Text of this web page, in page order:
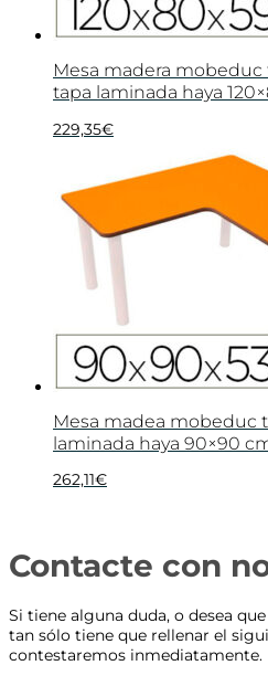
Mesa madera
tapa laminada haya
229,35€
Mesa madea mobeduc
laminada haya 90×90
262,11€
Contacte con
Si tiene alguna duda, o desea
tan sólo tiene que rellenar el
contestaremos inmediatamente.